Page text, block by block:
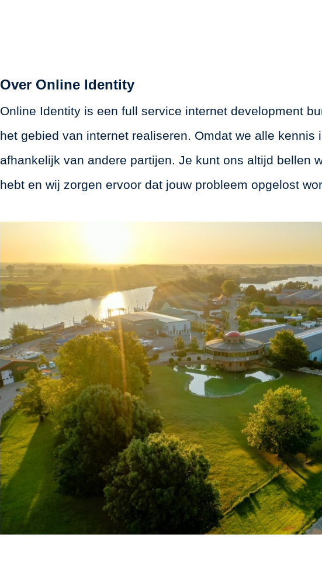
Over Online Identity
Online Identity is een full service internet development
het gebied van internet realiseren. Omdat we alle kennis
afhankelijk van andere partijen. Je kunt ons altijd bellen
hebt en wij zorgen ervoor dat jouw probleem opgelost